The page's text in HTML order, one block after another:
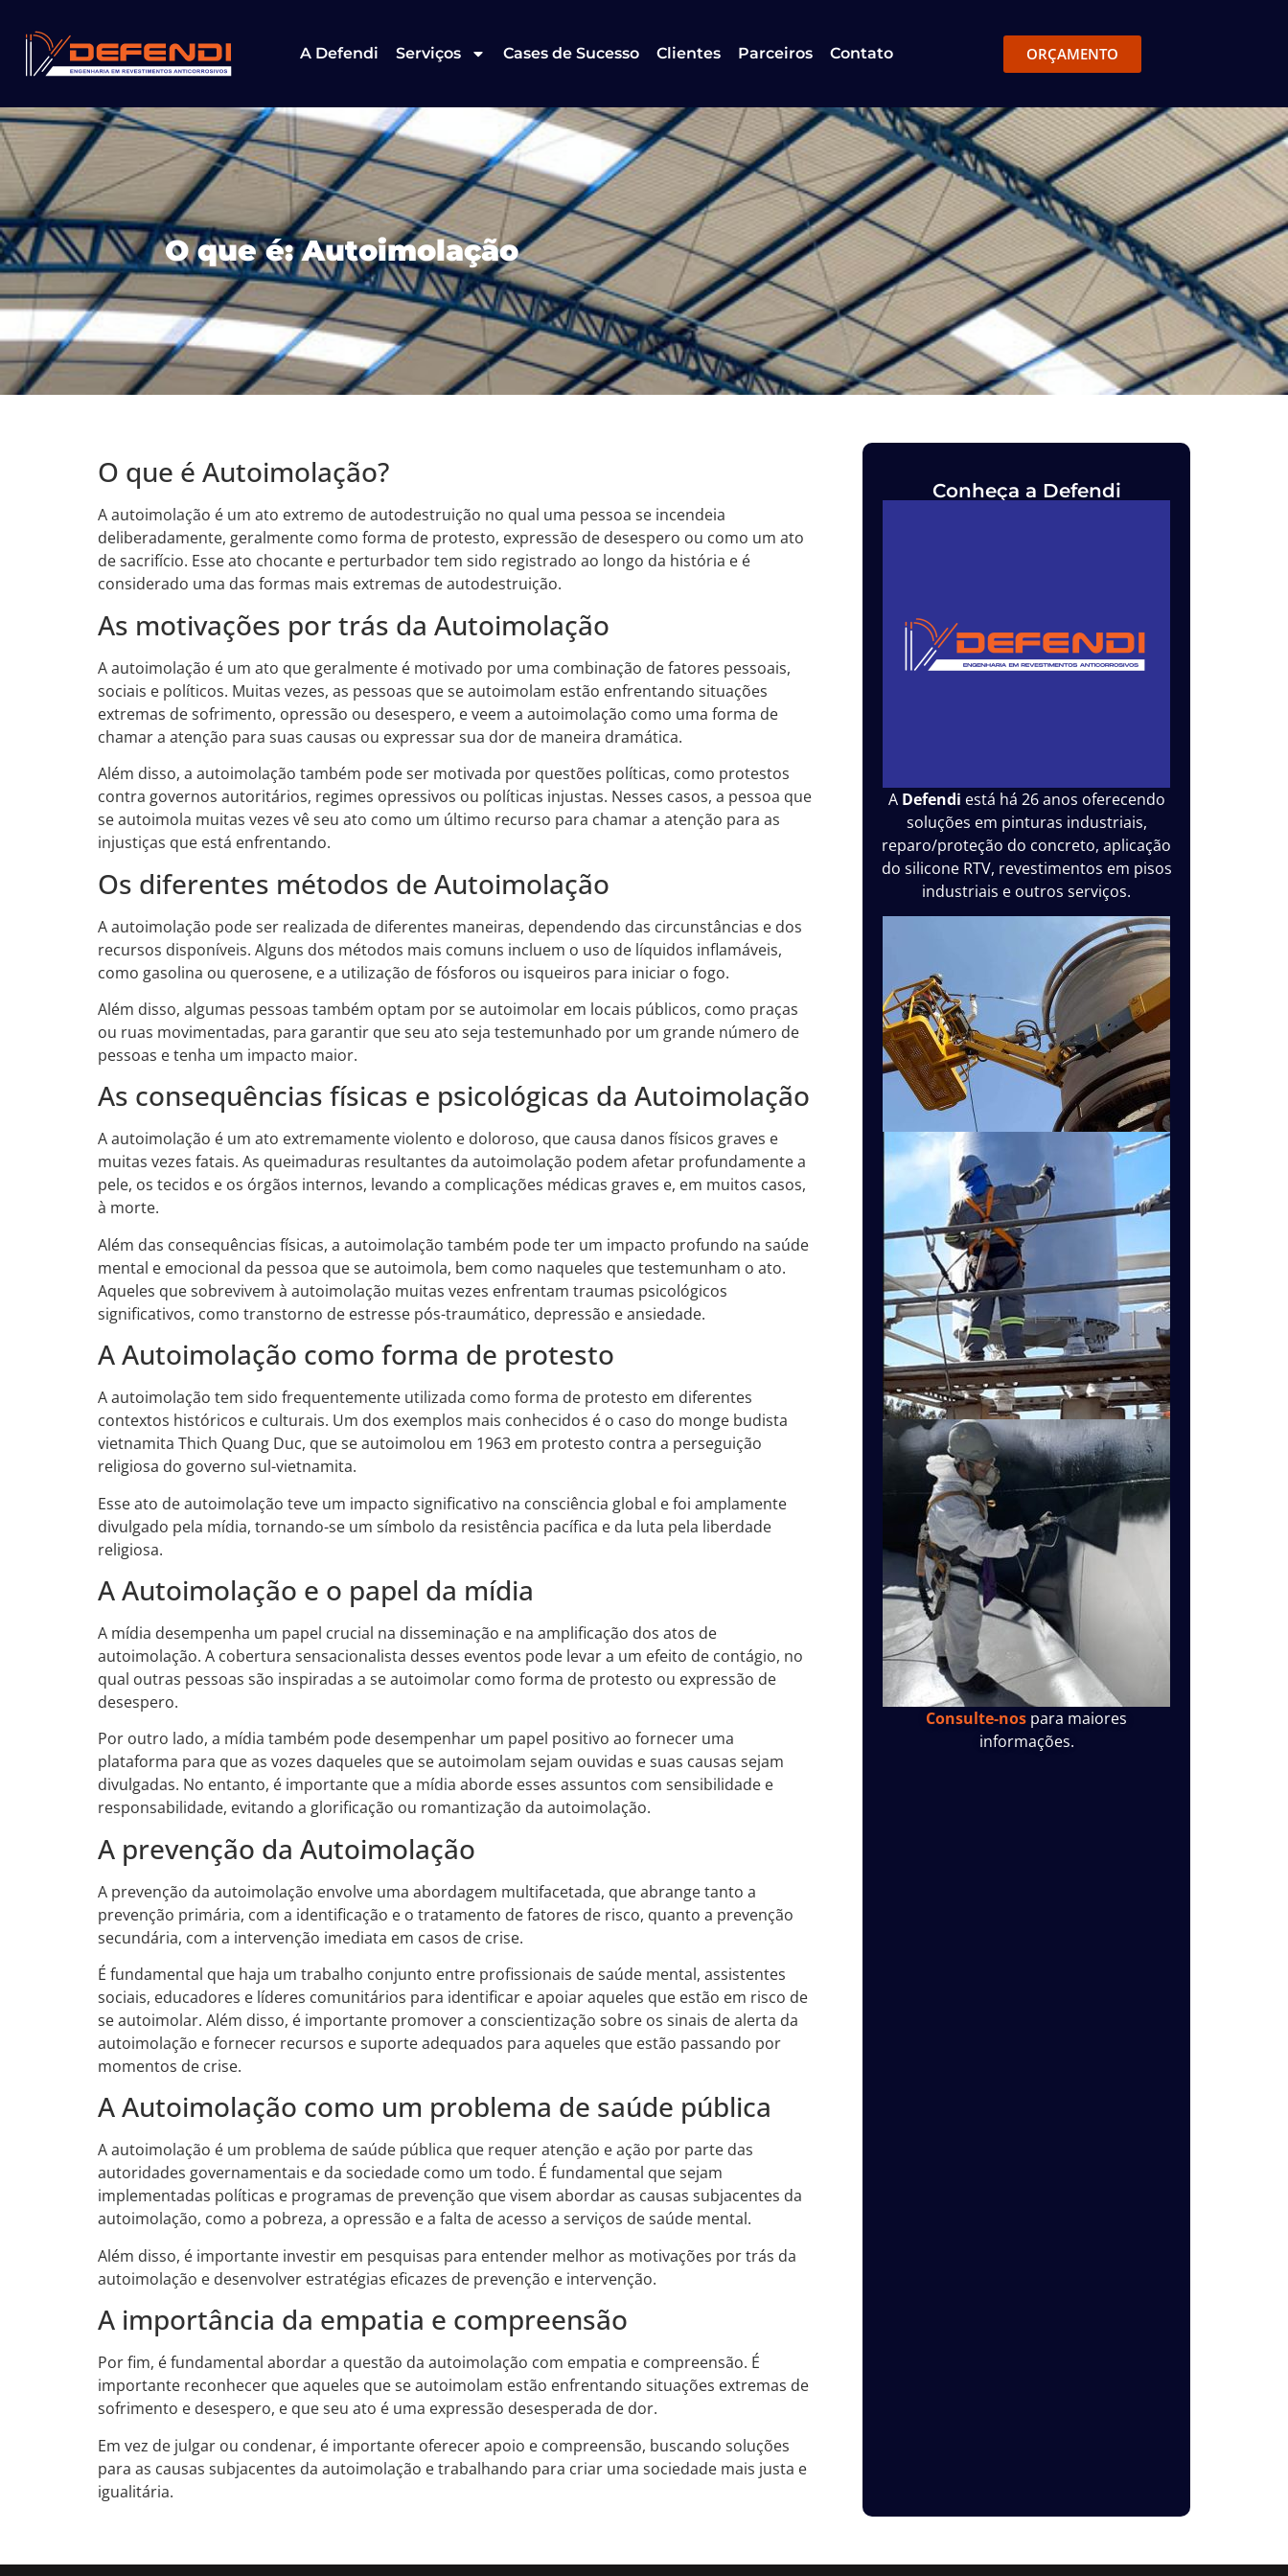
A Defendi Serviços Cases de Sucesso Clientes Parceiros Contato ORÇAMENTO
O que é: Autoimolação
O que é Autoimolação?
A autoimolação é um ato extremo de autodestruição no qual uma pessoa se incendeia
deliberadamente, geralmente como forma de protesto, expressão de desespero ou como um ato
de sacrifício. Esse ato chocante e perturbador tem sido registrado ao longo da história e é
considerado uma das formas mais extremas de autodestruição.
As motivações por trás da Autoimolação
A autoimolação é um ato que geralmente é motivado por uma combinação de fatores pessoais,
sociais e políticos. Muitas vezes, as pessoas que se autoimolam estão enfrentando situações
extremas de sofrimento, opressão ou desespero, e veem a autoimolação como uma forma de
chamar a atenção para suas causas ou expressar sua dor de maneira dramática.
Além disso, a autoimolação também pode ser motivada por questões políticas, como protestos
contra governos autoritários, regimes opressivos ou políticas injustas. Nesses casos, a pessoa que
se autoimola muitas vezes vê seu ato como um último recurso para chamar a atenção para as
injustiças que está enfrentando.
Os diferentes métodos de Autoimolação
A autoimolação pode ser realizada de diferentes maneiras, dependendo das circunstâncias e dos
recursos disponíveis. Alguns dos métodos mais comuns incluem o uso de líquidos inflamáveis,
como gasolina ou querosene, e a utilização de fósforos ou isqueiros para iniciar o fogo.
Além disso, algumas pessoas também optam por se autoimolar em locais públicos, como praças
ou ruas movimentadas, para garantir que seu ato seja testemunhado por um grande número de
pessoas e tenha um impacto maior.
As consequências físicas e psicológicas da Autoimolação
A autoimolação é um ato extremamente violento e doloroso, que causa danos físicos graves e
muitas vezes fatais. As queimaduras resultantes da autoimolação podem afetar profundamente a
pele, os tecidos e os órgãos internos, levando a complicações médicas graves e, em muitos casos,
à morte.
Além das consequências físicas, a autoimolação também pode ter um impacto profundo na saúde
mental e emocional da pessoa que se autoimola, bem como naqueles que testemunham o ato.
Aqueles que sobrevivem à autoimolação muitas vezes enfrentam traumas psicológicos
significativos, como transtorno de estresse pós-traumático, depressão e ansiedade.
A Autoimolação como forma de protesto
A autoimolação tem sido frequentemente utilizada como forma de protesto em diferentes
contextos históricos e culturais. Um dos exemplos mais conhecidos é o caso do monge budista
vietnamita Thich Quang Duc, que se autoimolou em 1963 em protesto contra a perseguição
religiosa do governo sul-vietnamita.
Esse ato de autoimolação teve um impacto significativo na consciência global e foi amplamente
divulgado pela mídia, tornando-se um símbolo da resistência pacífica e da luta pela liberdade
religiosa.
A Autoimolação e o papel da mídia
A mídia desempenha um papel crucial na disseminação e na amplificação dos atos de
autoimolação. A cobertura sensacionalista desses eventos pode levar a um efeito de contágio, no
qual outras pessoas são inspiradas a se autoimolar como forma de protesto ou expressão de
desespero.
Por outro lado, a mídia também pode desempenhar um papel positivo ao fornecer uma
plataforma para que as vozes daqueles que se autoimolam sejam ouvidas e suas causas sejam
divulgadas. No entanto, é importante que a mídia aborde esses assuntos com sensibilidade e
responsabilidade, evitando a glorificação ou romantização da autoimolação.
A prevenção da Autoimolação
A prevenção da autoimolação envolve uma abordagem multifacetada, que abrange tanto a
prevenção primária, com a identificação e o tratamento de fatores de risco, quanto a prevenção
secundária, com a intervenção imediata em casos de crise.
É fundamental que haja um trabalho conjunto entre profissionais de saúde mental, assistentes
sociais, educadores e líderes comunitários para identificar e apoiar aqueles que estão em risco de
se autoimolar. Além disso, é importante promover a conscientização sobre os sinais de alerta da
autoimolação e fornecer recursos e suporte adequados para aqueles que estão passando por
momentos de crise.
A Autoimolação como um problema de saúde pública
A autoimolação é um problema de saúde pública que requer atenção e ação por parte das
autoridades governamentais e da sociedade como um todo. É fundamental que sejam
implementadas políticas e programas de prevenção que visem abordar as causas subjacentes da
autoimolação, como a pobreza, a opressão e a falta de acesso a serviços de saúde mental.
Além disso, é importante investir em pesquisas para entender melhor as motivações por trás da
autoimolação e desenvolver estratégias eficazes de prevenção e intervenção.
A importância da empatia e compreensão
Por fim, é fundamental abordar a questão da autoimolação com empatia e compreensão. É
importante reconhecer que aqueles que se autoimolam estão enfrentando situações extremas de
sofrimento e desespero, e que seu ato é uma expressão desesperada de dor.
Em vez de julgar ou condenar, é importante oferecer apoio e compreensão, buscando soluções
para as causas subjacentes da autoimolação e trabalhando para criar uma sociedade mais justa e
igualitária.
Conheça a Defendi
A Defendi está há 26 anos oferecendo
soluções em pinturas industriais,
reparo/proteção do concreto, aplicação
do silicone RTV, revestimentos em pisos
industriais e outros serviços.
Consulte-nos para maiores
informações.